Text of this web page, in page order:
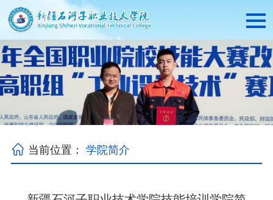
当前位置：学院简介